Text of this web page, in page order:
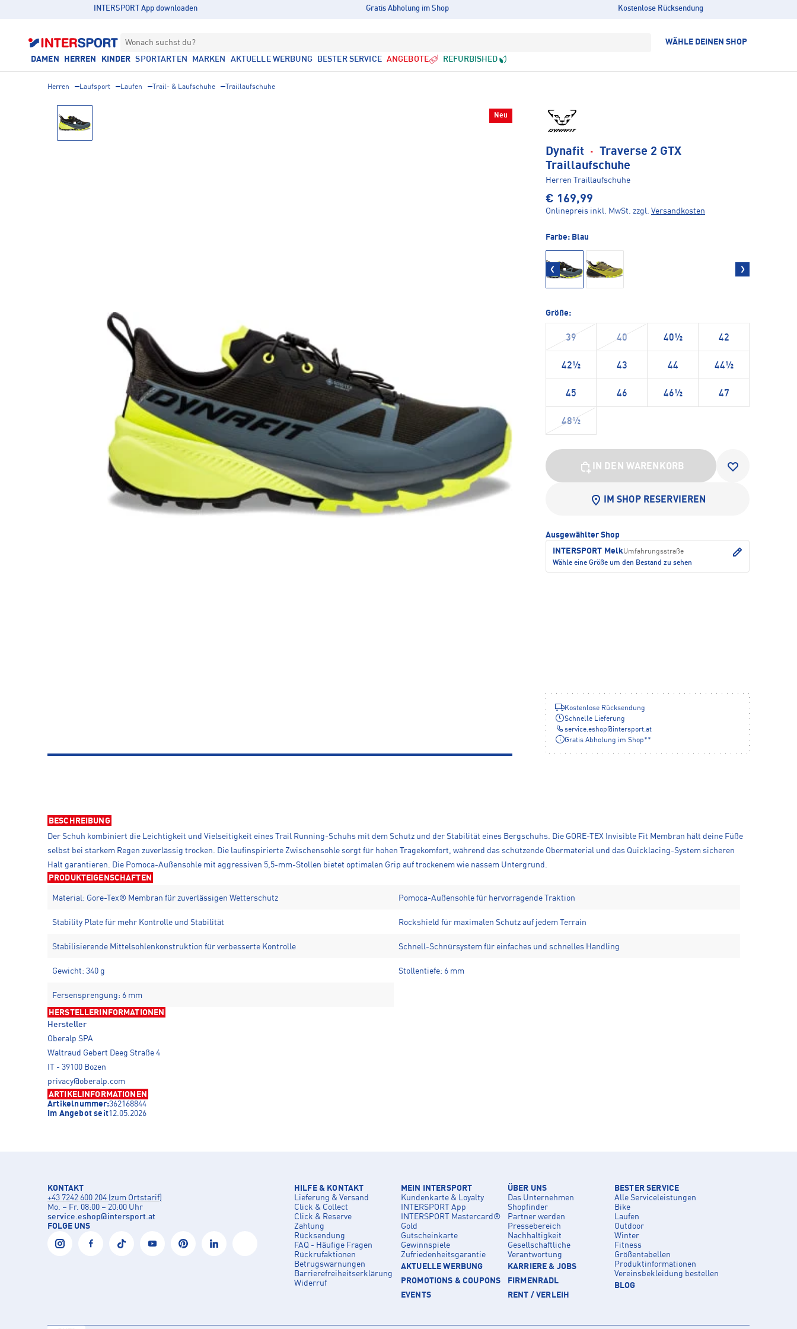
INTERSPORT App downloaden Gratis Abholung im Shop Kostenlose Rücksendung
Wonach suchst du? WÄHLE DEINEN SHOP
DAMEN HERREN KINDER SPORTARTEN MARKEN AKTUELLE WERBUNG BESTER SERVICE ANGEBOTE REFURBISHED
Herren Laufsport Laufen Trail- & Laufschuhe Traillaufschuhe
Neu
Dynafit · Traverse 2 GTX
Traillaufschuhe
Herren Traillaufschuhe
€ 169,99
Onlinepreis inkl. MwSt. zzgl. Versandkosten
Farbe: Blau
Größe:
39 40 40½ 42
42½ 43 44 44½
45 46 46½ 47
48½
IN DEN WARENKORB
IM SHOP RESERVIEREN
Ausgewählter Shop
INTERSPORT MelkUmfahrungsstraße
Wähle eine Größe um den Bestand zu sehen
Kostenlose Rücksendung
Schnelle Lieferung
service.eshop@ intersport.at
Gratis Abholung im Shop**
BESCHREIBUNG
Der Schuh kombiniert die Leichtigkeit und Vielseitigkeit eines Trail Running-Schuhs mit dem Schutz und der Stabilität eines Bergschuhs. Die GORE-TEX Invisible Fit Membran hält deine Füße
selbst bei starkem Regen zuverlässig trocken. Die laufinspirierte Zwischensohle sorgt für hohen Tragekomfort, während das schützende Obermaterial und das Quicklacing-System sicheren
Halt garantieren. Die Pomoca-Außensohle mit aggressiven 5,5-mm-Stollen bietet optimalen Grip auf trockenem wie nassem Untergrund.
PRODUKTEIGENSCHAFTEN
Material: Gore-Tex® Membran für zuverlässigen Wetterschutz Pomoca-Außensohle für hervorragende Traktion
Stability Plate für mehr Kontrolle und Stabilität Rockshield für maximalen Schutz auf jedem Terrain
Stabilisierende Mittelsohlenkonstruktion für verbesserte Kontrolle Schnell-Schnürsystem für einfaches und schnelles Handling
Gewicht: 340 g Stollentiefe: 6 mm
Fersensprengung: 6 mm
HERSTELLERINFORMATIONEN
Hersteller
Oberalp SPA
Waltraud Gebert Deeg Straße 4
IT - 39100 Bozen
privacy@oberalp.com
ARTIKELINFORMATIONEN
Artikelnummer:362168844
Im Angebot seit12.05.2026
KONTAKT
+43 7242 600 204 (zum Ortstarif)
Mo. – Fr. 08:00 – 20:00 Uhr
service.eshop@intersport.at
FOLGE UNS
HILFE & KONTAKT
Lieferung & Versand
Click & Collect
Click & Reserve
Zahlung
Rücksendung
FAQ - Häufige Fragen
Rückrufaktionen
Betrugswarnungen
Barrierefreiheitserklärung
Widerruf
MEIN INTERSPORT
Kundenkarte & Loyalty
INTERSPORT App
INTERSPORT Mastercard®
Gold
Gutscheinkarte
Gewinnspiele
Zufriedenheitsgarantie
AKTUELLE WERBUNG
PROMOTIONS & COUPONS
EVENTS
ÜBER UNS
Das Unternehmen
Shopfinder
Partner werden
Pressebereich
Nachhaltigkeit
Gesellschaftliche
Verantwortung
KARRIERE & JOBS
FIRMENRADL
RENT / VERLEIH
BESTER SERVICE
Alle Serviceleistungen
Bike
Laufen
Outdoor
Winter
Fitness
Größentabellen
Produktinformationen
Vereinsbekleidung bestellen
BLOG